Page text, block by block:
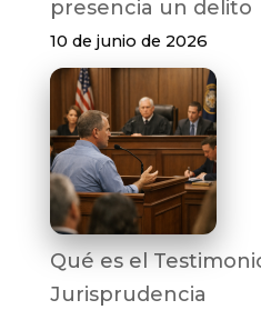
presencia un delito
10 de junio de 2026
Qué es el
Jurisprudencia